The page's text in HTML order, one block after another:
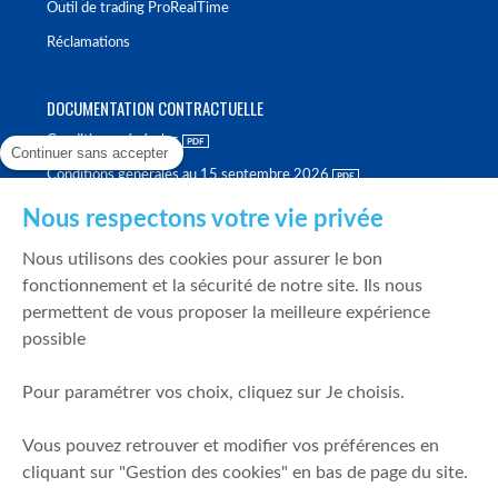
Outil de trading ProRealTime
Réclamations
DOCUMENTATION CONTRACTUELLE
Conditions générales
Conditions générales au 15 septembre 2026
Politique de meilleure sélection
Politique de durabilité
Fonds de garantie des dépôts et de résolution
Mentions légales
Prévention de la fraude
Continuer sans accepter
Nous respectons votre vie privée
Nous utilisons des cookies pour assurer le bon
fonctionnement et la sécurité de notre site. Ils nous
permettent de vous proposer la meilleure expérience
possible
Pour paramétrer vos choix, cliquez sur Je choisis.
Vous pouvez retrouver et modifier vos préférences en
cliquant sur "Gestion des cookies" en bas de page du site.